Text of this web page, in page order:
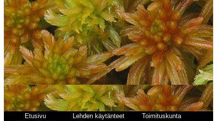
Etusivu Lehden käytänteet
Toimituskunta